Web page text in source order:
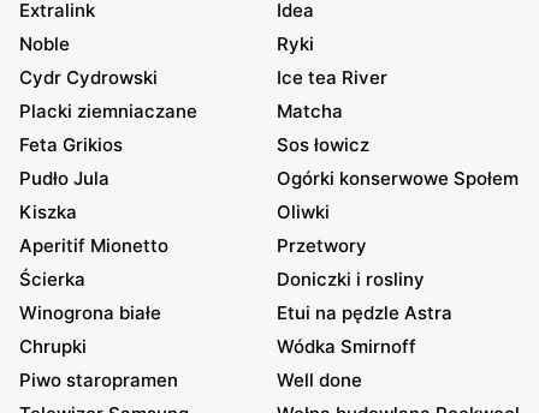
Extralink
Idea
Noble
Ryki
Cydr Cydrowski
Ice tea River
Placki ziemniaczane
Matcha
Feta Grikios
Sos łowicz
Pudło Jula
Ogórki konserwowe Społem
Kiszka
Oliwki
Aperitif Mionetto
Przetwory
Ścierka
Doniczki i rosliny
Winogrona białe
Etui na pędzle Astra
Chrupki
Wódka Smirnoff
Piwo staropramen
Well done